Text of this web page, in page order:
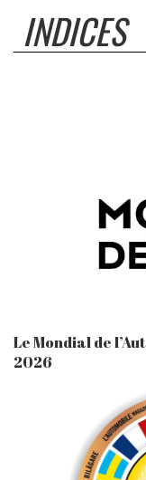
INDICES
Le Mondial de
2026